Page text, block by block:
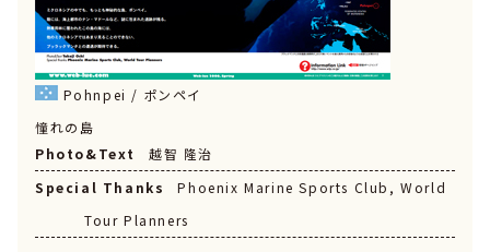
Pohnpei / ポンペイ
憧れの島
Photo&Text
越智 隆治
Special Thanks
Phoenix Marine Sports Club, World
Tour Planners